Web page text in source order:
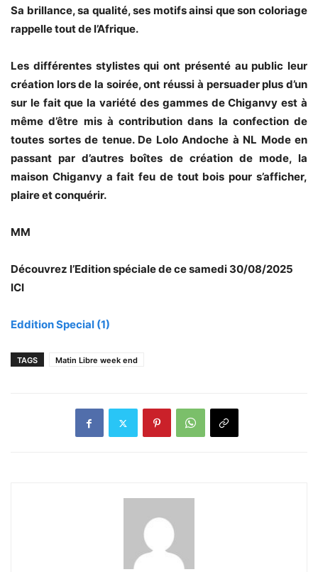
Sa brillance, sa qualité, ses motifs ainsi que son coloriage
rappelle tout de l’Afrique.
Les différentes stylistes qui ont présenté au public leur
création lors de la soirée, ont réussi à persuader plus d’un
sur le fait que la variété des gammes de Chiganvy est à
même d’être mis à contribution dans la confection de
toutes sortes de tenue. De Lolo Andoche à NL Mode en
passant par d’autres boîtes de création de mode, la
maison Chiganvy a fait feu de tout bois pour s’afficher,
plaire et conquérir.
MM
Découvrez l’Edition spéciale de ce samedi 30/08/2025
ICI
Eddition Special (1)
TAGS Matin Libre week end